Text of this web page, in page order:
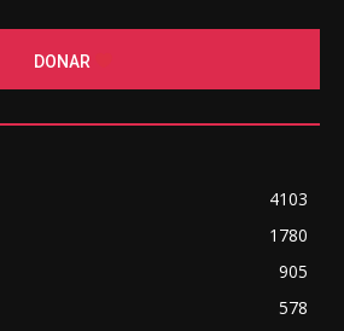
DONAR
4103
1780
905
578